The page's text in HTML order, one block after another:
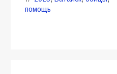
помощь